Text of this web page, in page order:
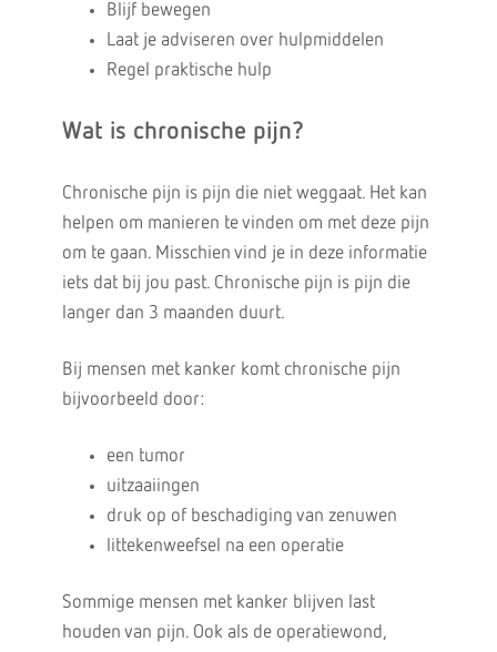
Blijf bewegen
Laat je adviseren over hulpmiddelen
Regel praktische hulp
Wat is chronische pijn?
Chronische pijn is pijn die niet weggaat. Het kan
helpen om manieren te vinden om met deze pijn
om te gaan. Misschien vind je in deze informatie
iets dat bij jou past. Chronische pijn is pijn die
langer dan 3 maanden duurt.
Bij mensen met kanker komt chronische pijn
bijvoorbeeld door:
een tumor
uitzaaiingen
druk op of beschadiging van zenuwen
littekenweefsel na een operatie
Sommige mensen met kanker blijven last
houden van pijn. Ook als de operatiewond,